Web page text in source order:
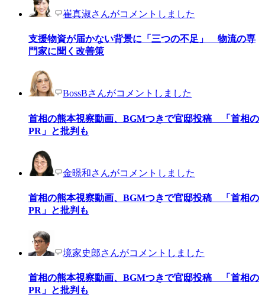
崔真淑さんがコメントしました
支援物資が届かない背景に「三つの不足」 物流の専
門家に聞く改善策
BossBさんがコメントしました
首相の熊本視察動画、BGMつきで官邸投稿 「首相の
PR」と批判も
金暻和さんがコメントしました
首相の熊本視察動画、BGMつきで官邸投稿 「首相の
PR」と批判も
境家史郎さんがコメントしました
首相の熊本視察動画、BGMつきで官邸投稿 「首相の
PR」と批判も